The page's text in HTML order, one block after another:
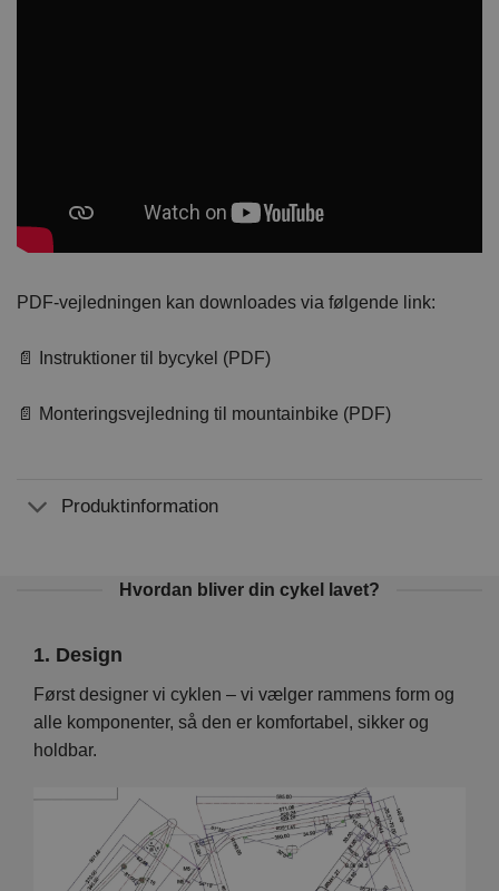
PDF-vejledningen kan downloades via følgende link:
📄 Instruktioner til bycykel (PDF)
📄 Monteringsvejledning til mountainbike (PDF)
Produktinformation
Hvordan bliver din cykel lavet?
1. Design
Først designer vi cyklen – vi vælger rammens form og
alle komponenter, så den er komfortabel, sikker og
holdbar.